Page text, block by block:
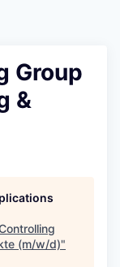
Group
&
(m/w/d)"